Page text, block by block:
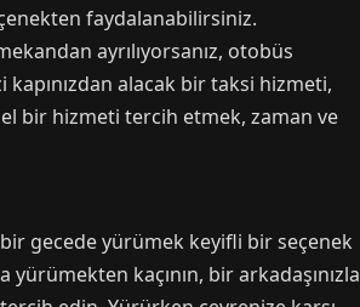
faydalanabilirsiniz.
ayrılıyorsanız, otobüs
alacak bir taksi hizmeti,
bir hizmeti tercih etmek, zaman ve
gecede yürümek keyifli bir seçenek
kaçının, bir arkadaşınızla